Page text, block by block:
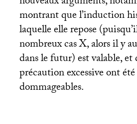
montrant que l’induction
laquelle elle repose
nombreux cas X, alors il y
dans le futur) est valable, et
précaution excessive ont
dommageables.